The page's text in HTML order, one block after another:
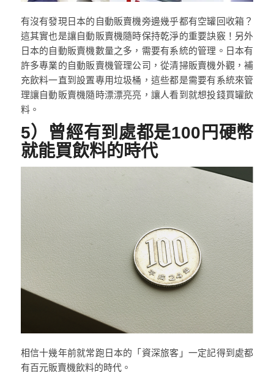
有沒有發現日本的自動販賣機旁邊幾乎都有空罐回收箱？
這其實也是讓自動販賣機隨時保持乾淨的重要訣竅！另外
日本的自動販賣機數量之多，需要有系統的管理。日本有
許多專業的自動販賣機管理公司，從清掃販賣機外觀，補
充飲料一直到設置專用垃圾桶，這些都是需要有系統來管
理讓自動販賣機隨時漂漂亮亮，讓人看到就想投錢買罐飲
料。
5）曾經有到處都是100円硬幣
就能買飲料的時代
相信十幾年前就常跑日本的「資深旅客」一定記得到處都
有百元販賣機飲料的時代。